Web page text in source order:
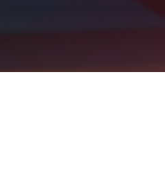
Certificates issued on completion.